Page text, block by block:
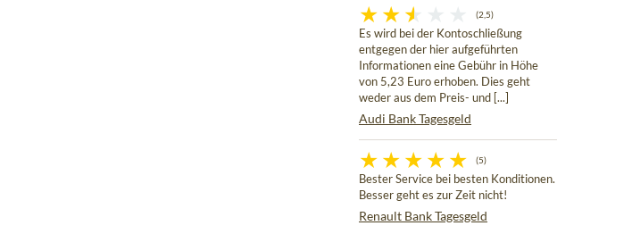
(2,5)
Es wird bei der Kontoschließung
entgegen der hier aufgeführten
Informationen eine Gebühr in Höhe
von 5,23 Euro erhoben. Dies geht
weder aus dem Preis- und [...]
Audi Bank Tagesgeld
(5)
Bester Service bei besten Konditionen.
Besser geht es zur Zeit nicht!
Renault Bank Tagesgeld